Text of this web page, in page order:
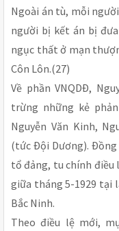
Ngoài án tù, mỗi
người bị kết án bị
ngục thất ở mạn
Côn Lôn.(27)
Về phần VNQDÐ,
trừng những kẻ
Nguyễn Văn Kinh,
(tức Ðội Dương).
tổ đảng, tu chính điều
giữa tháng 5-1929 tại
Bắc Ninh.
Theo điều lệ mới,